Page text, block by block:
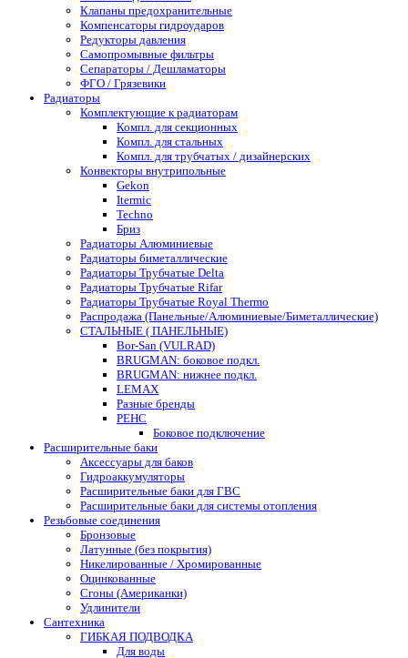
Клапаны предохранительные
Компенсаторы гидроударов
Редукторы давления
Самопромывные фильтры
Сепараторы / Дешламаторы
ФГО / Грязевики
Радиаторы
Комплектующие к радиаторам
Компл. для секционных
Компл. для стальных
Компл. для трубчатых / дизайнерских
Конвекторы внутрипольные
Gekon
Itermic
Techno
Бриз
Радиаторы Алюминиевые
Радиаторы биметаллические
Радиаторы Трубчатые Delta
Радиаторы Трубчатые Rifar
Радиаторы Трубчатые Royal Thermo
Распродажа (Панельные/Алюминиевые/Биметаллические)
СТАЛЬНЫЕ ( ПАНЕЛЬНЫЕ)
Bor-San (VULRAD)
BRUGMAN: боковое подкл.
BRUGMAN: нижнее подкл.
LEMAX
Разные бренды
РЕНС
Боковое подключение
Расширительные баки
Аксессуары для баков
Гидроаккумуляторы
Расширительные баки для ГВС
Расширительные баки для системы отопления
Резьбовые соединения
Бронзовые
Латунные (без покрытия)
Никелированные / Хромированные
Оцинкованные
Сгоны (Американки)
Удлинители
Сантехника
ГИБКАЯ ПОДВОДКА
Для воды